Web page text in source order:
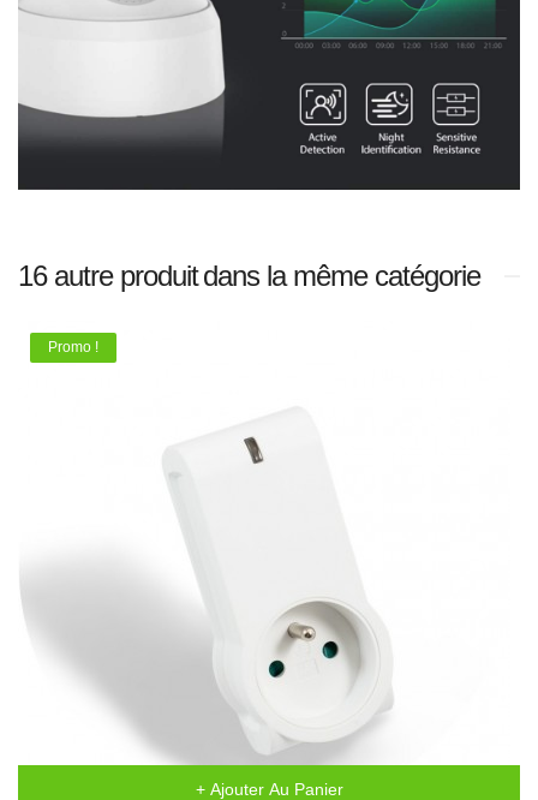
16 autre produitdans la même catégorie
Promo !
+ Ajouter Au Panier